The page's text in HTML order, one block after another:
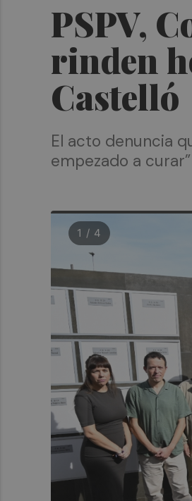
PSPV,
rinden
Castelló
El acto denuncia
empezado a curar”
1 / 4